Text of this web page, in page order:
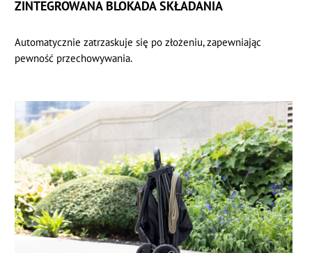
ZINTEGROWANA BLOKADA SKŁADANIA
Automatycznie zatrzaskuje się po złożeniu, zapewniając
pewność przechowywania.